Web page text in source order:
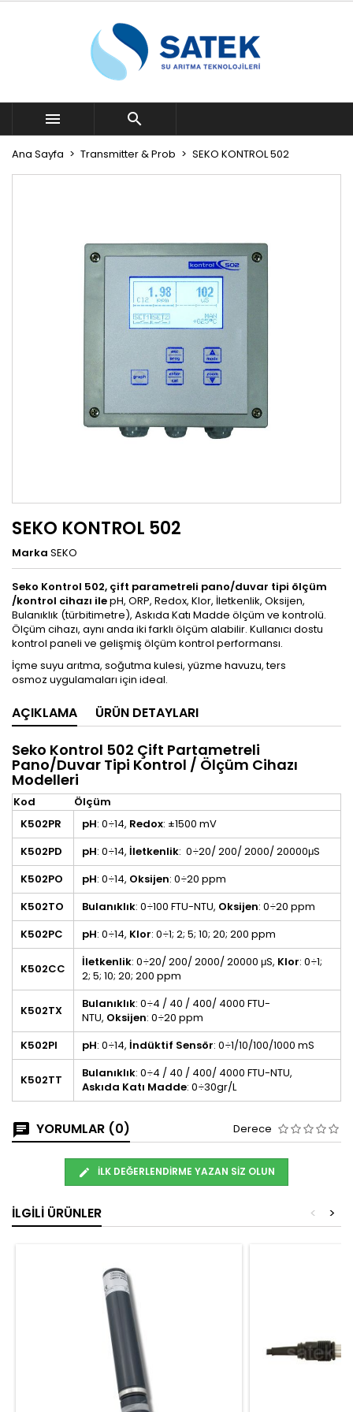
 
Ana Sayfa Transmitter & Prob SEKO KONTROL 502
SEKO KONTROL 502
Marka SEKO
Seko Kontrol 502, çift parametreli pano/duvar tipi ölçüm
/kontrol cihazı ilepH, ORP, Redox, Klor, İletkenlik, Oksijen,
Bulanıklık (türbitimetre), Askıda Katı Madde ölçüm ve kontrolü.
Ölçüm cihazı, aynı anda iki farklı ölçüm alabilir. Kullanıcı dostu
kontrol paneli ve gelişmiş ölçüm kontrol performansı.
İçme suyu arıtma, soğutma kulesi, yüzme havuzu, ters
osmoz uygulamaları için ideal.
AÇIKLAMA ÜRÜN DETAYLARI
Seko Kontrol 502 Çift Partametreli
Pano/Duvar Tipi Kontrol / Ölçüm Cihazı
Modelleri
Kod
Ölçüm
K502PR
pH: 0÷14, Redox: ±1500 mV
K502PD
pH: 0÷14, İletkenlik: 0÷20/ 200/ 2000/ 20000μS
K502PO
pH: 0÷14, Oksijen: 0÷20 ppm
K502TO
Bulanıklık: 0÷100 FTU-NTU, Oksijen: 0÷20 ppm
K502PC
pH: 0÷14, Klor: 0÷1; 2; 5; 10; 20; 200 ppm
K502CC İletkenlik: 0÷20/ 200/ 2000/ 20000 μS, Klor: 0÷1;
2; 5; 10; 20; 200 ppm
K502TX Bulanıklık: 0÷4 / 40 / 400/ 4000 FTU-
NTU, Oksijen: 0÷20 ppm
K502PI
pH: 0÷14, İndüktif Sensör: 0÷1/10/100/1000 mS
K502TT Bulanıklık: 0÷4 / 40 / 400/ 4000 FTU-NTU,
Askıda Katı Madde: 0÷30gr/L
YORUMLAR (0) Derece
İLK DEĞERLENDIRME YAZAN SIZ OLUN
İLGILI ÜRÜNLER >
<